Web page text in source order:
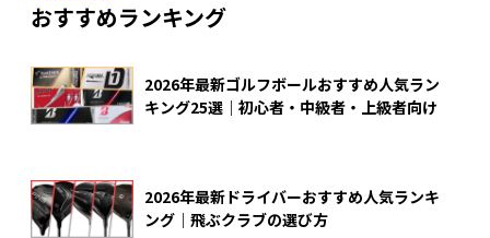
おすすめランキング
2026年最新ゴルフボールおすすめ人気ラン
キング25選｜初心者・中級者・上級者向け
2026年最新ドライバーおすすめ人気ランキ
ング｜飛ぶクラブの選び方